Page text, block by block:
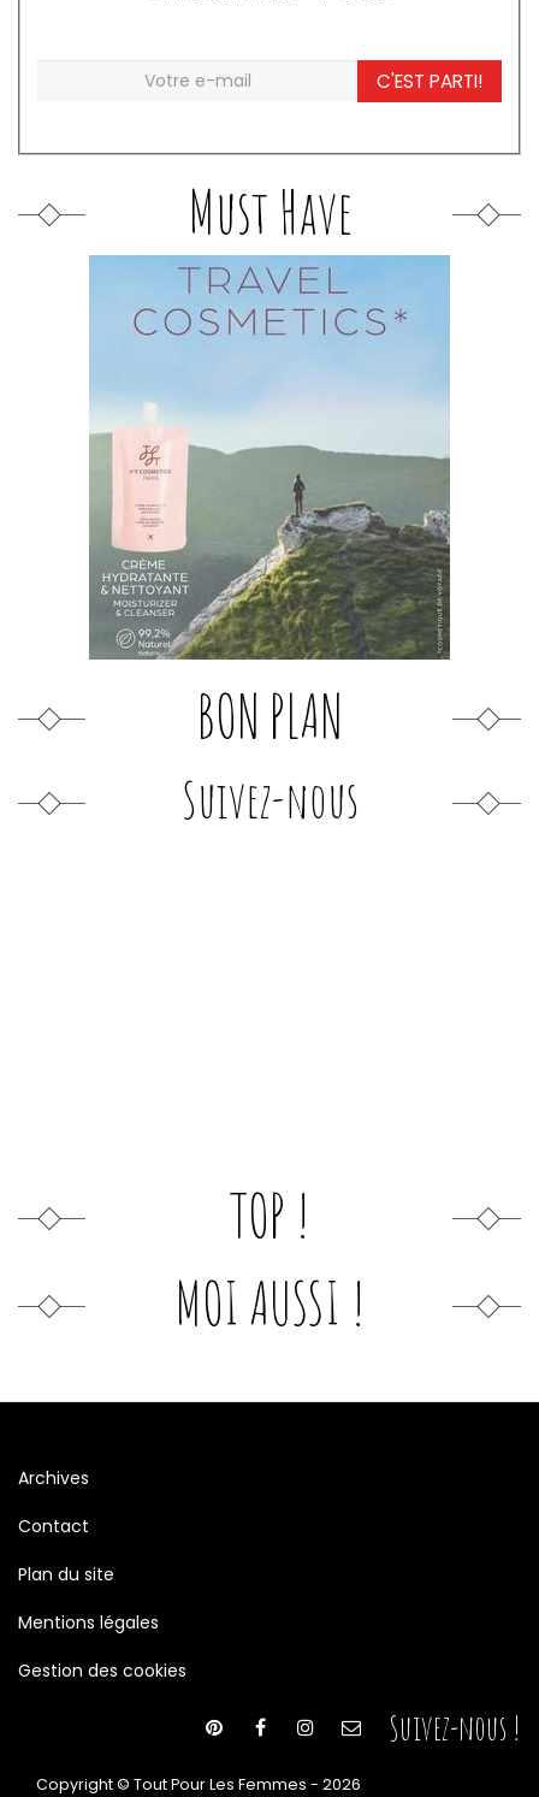
C'EST PARTI!
Must Have
BON PLAN
Suivez-nous
TOP !
MOI AUSSI !
Archives
Contact
Plan du site
Mentions légales
Gestion des cookies
Suivez-nous !
Copyright © Tout Pour Les Femmes - 2026